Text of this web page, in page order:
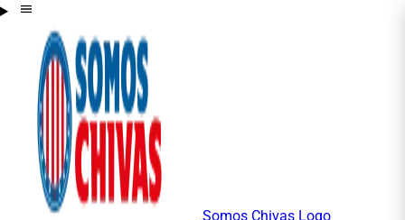
Somos Chivas Logo